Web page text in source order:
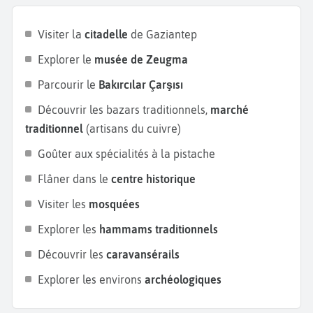
En périphérie du centre, Gaziantep développe des
universités et zones résidentielles. Ces espaces
traduisent une croissance urbaine dynamique, tout
en conservant un lien avec les traditions locales. Ils
complémentaire du centre historique.
Environs et patrimoine régional
Les alentours de Gaziantep permettent d’explorer
arides typiques du sud-est anatolien. Les vestiges
antiques et les villages environnants prolongent
l’expérience culturelle. Ces excursions complètent
élargie sur l’histoire régionale.
Visiter la citadelle de Gaziantep
Explorer le musée de Zeugma
Parcourir le Bakırcılar Çarşısı
Découvrir les bazars traditionnels, marché
traditionnel (artisans du cuivre)
Goûter aux spécialités à la pistache
Flâner dans le centre historique
Visiter les mosquées
Explorer les hammams traditionnels
Découvrir les caravansérails
Explorer les environs archéologiques